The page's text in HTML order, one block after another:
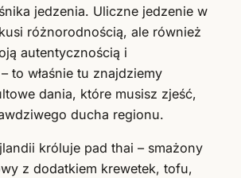
jedzenia. Uliczne jedzenie w
różnorodnością, ale również
autentycznością i
to właśnie tu znajdziemy
dania, które musisz zjeść,
ducha regionu.
króluje pad thai – smażony
z dodatkiem krewetek, tofu,